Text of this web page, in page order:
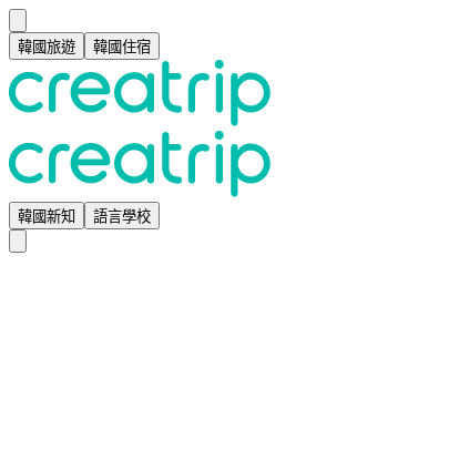
韓國旅遊 韓國住宿
韓國新知 語言學校